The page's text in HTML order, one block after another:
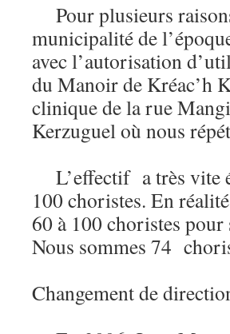
Pour plusieurs
municipalité de
avec l’autorisation
du Manoir de Kréac’h
clinique de la rue
Kerzuguel où nous
L’effectif a très vite
100 choristes. En
60 à 100 choristes
Nous sommes 74
Changement de